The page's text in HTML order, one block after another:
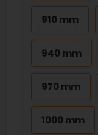
910 mm
940 mm
970 mm
1000 mm